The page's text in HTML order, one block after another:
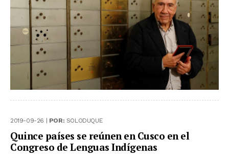
2019-09-26 | POR: SOLODUQUE
Quince países se reúnen en Cusco en el
Congreso de Lenguas Indígenas